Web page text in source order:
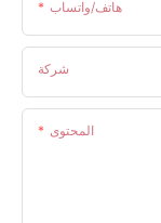
هاتف/واتساب
شركة
المحتوى